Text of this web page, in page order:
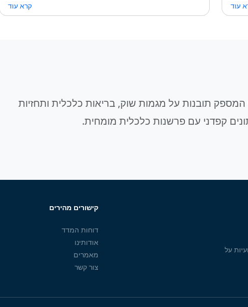
עוד קרא עוד
תובנות על מגמות שוק, בריאות כלכלית ותחזיות
קפדני עם פרשנות כלכלית מומחית.
על
קישורים מהירים
דוחות המדד
אודותינו
מאמרים
צור קשר